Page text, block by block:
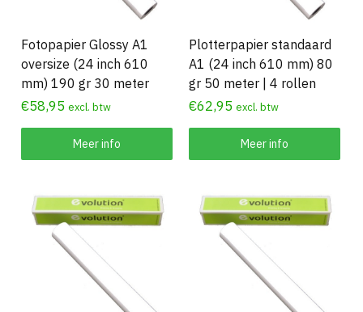
Fotopapier Glossy A1
oversize (24 inch 610
mm) 190 gr 30 meter
€58,95 excl. btw
Meer info
Plotterpapier standaard
A1 (24 inch 610 mm) 80
gr 50 meter | 4 rollen
€62,95 excl. btw
Meer info